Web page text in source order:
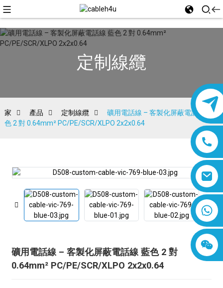
8618019377761
定制線纜
家 產品 定制線纜
礦用電話線 – 客製化屏蔽電話線 藍
色 2 對 0.64mm² PC/PE/SCR/XLPO 2x2x0.64
礦用電話線 – 客製化屏蔽電話線 藍色 2 對
0.64mm² PC/PE/SCR/XLPO 2x2x0.64